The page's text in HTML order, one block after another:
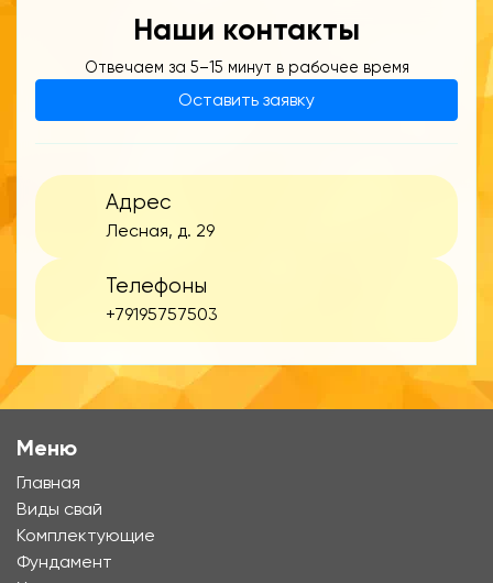
Наши контакты
Отвечаем за 5–15 минут в рабочее время
Оставить заявку
Адрес
Лесная, д. 29
Телефоны
+79195757503
Меню
Главная
Виды свай
Комплектующие
Фундамент